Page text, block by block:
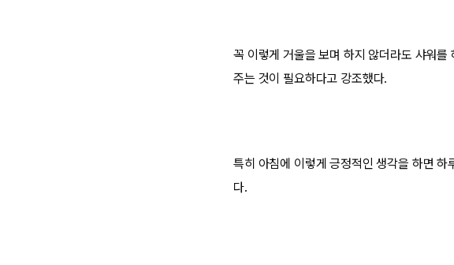
꼭 이렇게 거울을 보며 하지 않더라도 샤워
주는 것이 필요하다고 강조했다.
특히 아침에 이렇게 긍정적인 생각을 하면
다.